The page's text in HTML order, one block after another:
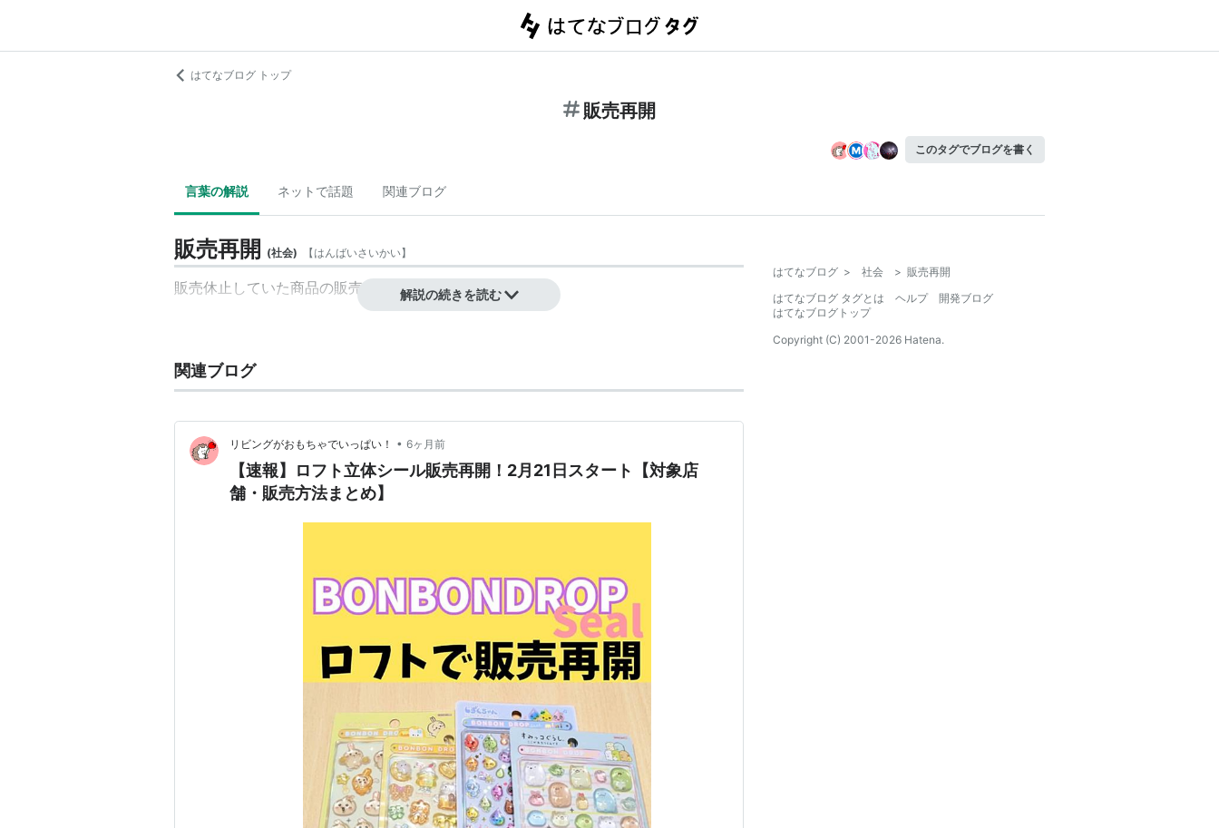
はてなブログ トップ
販売再開
このタグでブログを書く
言葉の解説 ネットで話題 関連ブログ
販売再開 (社会) 【はんばいさいかい】
販売休止 していた商品の販売を 再開すること。
解説の続きを読む
関連ブログ
リビングがおもちゃでいっぱい！ • 6ヶ月前
【速報】ロフト立体シール販売再開！2月21日スタート【対象店
舗・販売方法まとめ】
はてなブログ > 社会 > 販売再開
はてなブログ タグとは
ヘルプ
開発ブログ
はてなブログトップ
Copyright (C) 2001-2026 Hatena.